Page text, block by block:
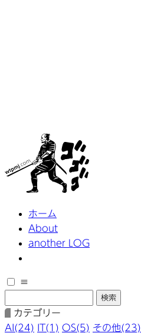
ホーム
About
another LOG
≡
カテゴリー
AI(24)
IT(1) OS(5) その他(23)